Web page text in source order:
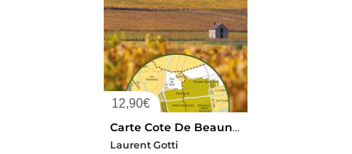
12,90€
Carte Cote De Beaune Et Cote De Nuits (carte Routiere Et Velo-routiere Pliee) : Climats Du Vignoble De Bourgogne
Laurent Gotti